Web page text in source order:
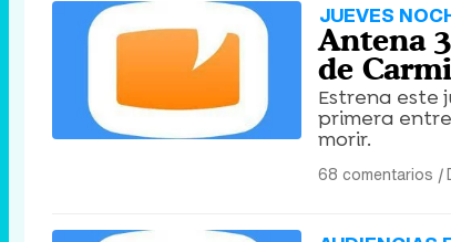
JUEVES
Antena
de
Estrena este
primera
morir.
68 comentarios |